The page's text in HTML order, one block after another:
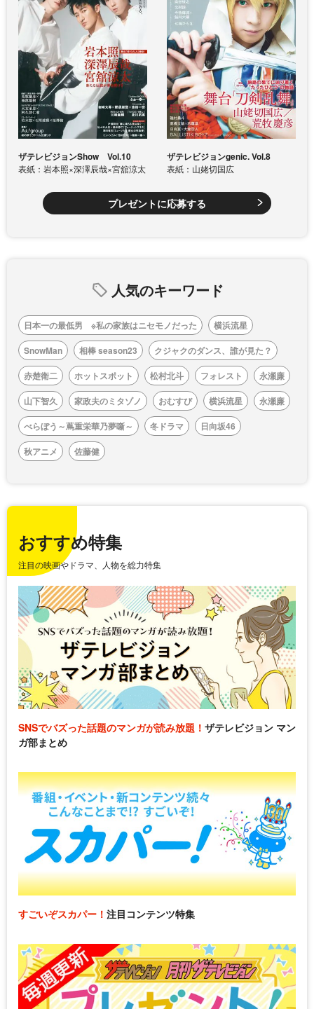
ザテレビジョンShow Vol.10
表紙：岩本照×深澤辰哉×宮舘涼太
ザテレビジョンgenic. Vol.8
表紙：山姥切国広
プレゼントに応募する
人気のキーワード
日本一の最低男 ※私の家族はニセモノだった
横浜流星
SnowMan
相棒 season23
クジャクのダンス、誰が見た？
赤楚衛二
ホットスポット 松村北斗 フォレスト
永瀬廉
山下智久
家政夫のミタゾノ おむすび 横浜流星
永瀬廉
べらぼう～蔦重栄華乃夢噺～
冬ドラマ
日向坂46
秋アニメ
佐藤健
おすすめ特集
注目の映画やドラマ、人物を総力特集
SNSでバズった話題のマンガが読み放題！ ザテレビジョン マン
ガ部まとめ
すごいぞスカパー！ 注目コンテンツ特集